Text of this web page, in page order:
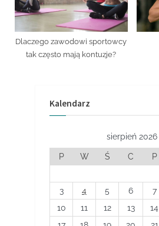
Dlaczego zawodowi sportowcy
tak często mają kontuzje?
Kalendarz
sierpień 2026
P W Ś C P
3
4 5 6 7
10
11 12 13 14